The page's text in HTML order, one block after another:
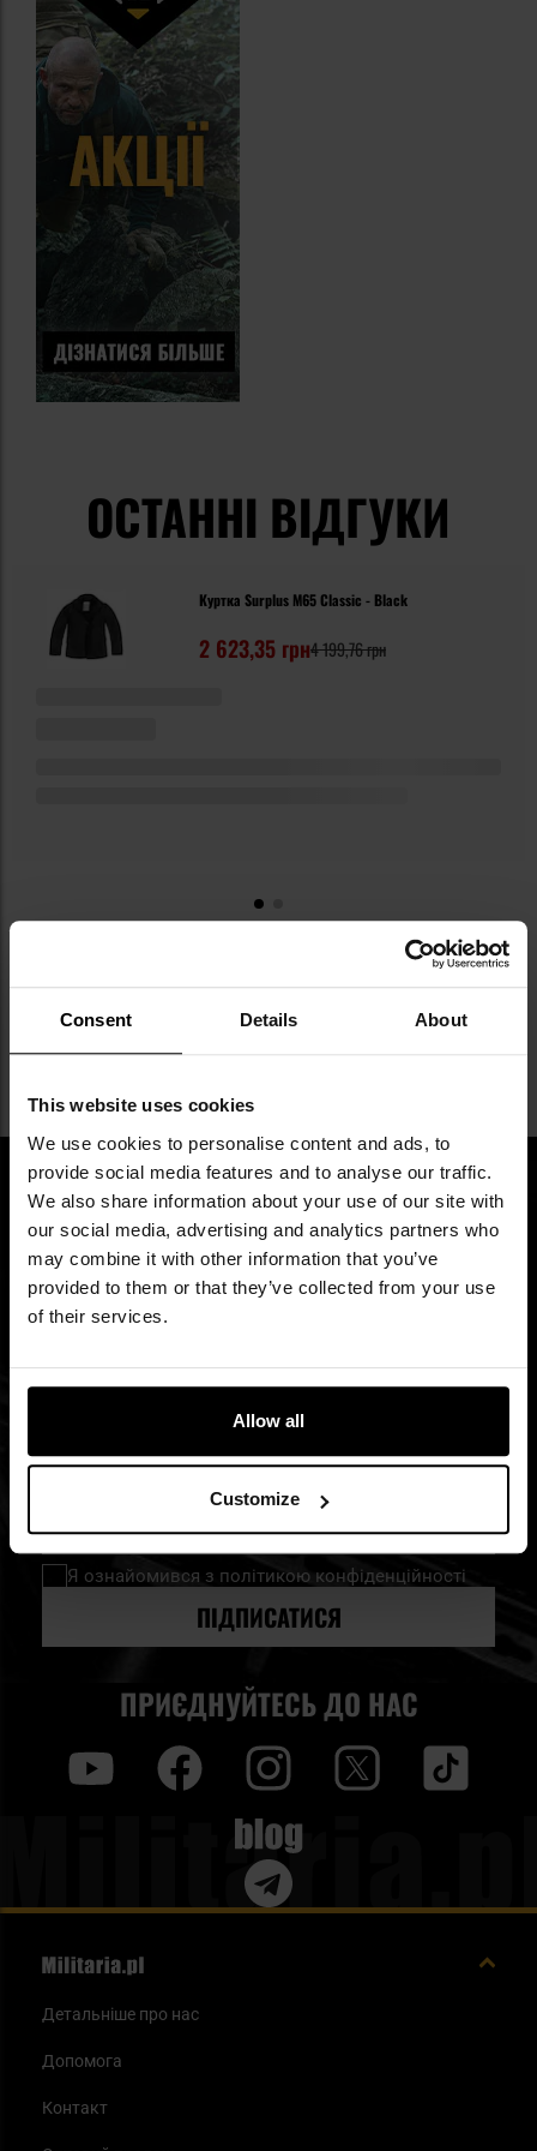
Consent Details About
This website uses cookies
We use cookies to personalise content and ads, to
provide social media features and to analyse our traffic.
We also share information about your use of our site with
our social media, advertising and analytics partners who
may combine it with other information that you’ve
provided to them or that they’ve collected from your use
of their services.
Allow all
Customize
ОСТАННІ ВІДГУКИ
Куртка Surplus M65 Classic - Black
2 623,35 грн4 199,76 грн
ПІДПИШИСЬ НА НАШУ
РОЗСИЛКУ
Будь в курсі новинок та акцій
на
нашу
розсилку
Я ознайомився з політикою конфіденційності
ПІДПИСАТИСЯ
ПРИЄДНУЙТЕСЬ ДО НАС
Blog
Детальніше про нас
Допомога
Контакт